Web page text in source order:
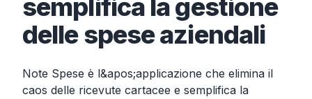
semplifica la gestione
delle spese aziendali
Note Spese è l&apos;applicazione che elimina il
caos delle ricevute cartacee e semplifica la